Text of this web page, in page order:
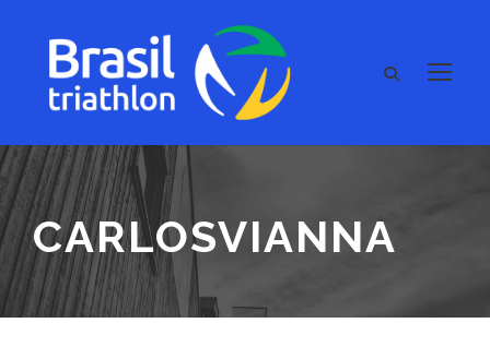
CARLOSVIANNA